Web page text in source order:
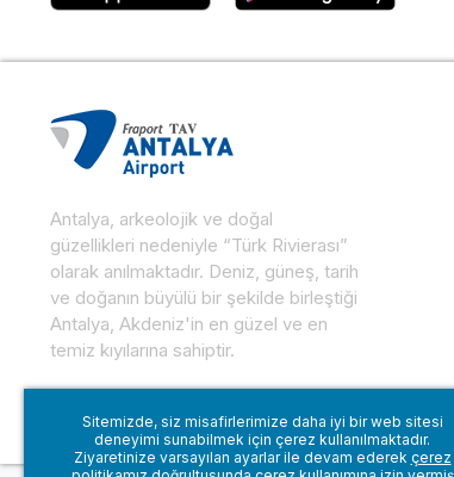
Sitemizde, siz misafirlerimize daha iyi bir web sitesi
deneyimi sunabilmek için çerez kullanılmaktadır.
Ziyaretinize varsayılan ayarlar ile devam ederek çerez
Antalya, arkeolojik ve doğal
güzellikleri nedeniyle “Türk Rivierası”
olarak anılmaktadır. Deniz, güneş, tarih
ve doğanın büyülü bir şekilde birleştiği
Antalya, Akdeniz'in en güzel ve en
temiz kıyılarına sahiptir.